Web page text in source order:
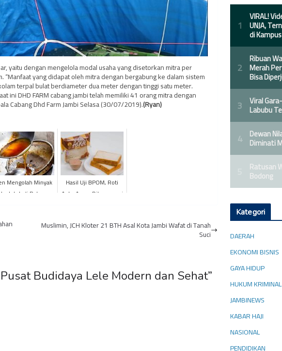
yaitu dengan mengelola modal usaha yang disetorkan mitra per
yang didapat oleh mitra dengan bergabung ke dalam sistem
terpal bulat berdiameter dua meter dengan tinggi satu meter.
ini DHD FARM cabang jambi telah memiliki 41 orang mitra dengan
Cabang Dhd Farm Jambi Selasa (30/07/2019).(Ryan)
Mengolah Minyak
Jadi Peluang
Hasil Uji BPOM, Roti
Aoka Aman Dikonsumsi
Muslimin, JCH Kloter 21 BTH Asal Kota Jambi Wafat di Tanah
Suci
Budidaya Lele Modern dan Sehat”
Kategori
DAERAH
EKONOMI BISNIS
GAYA HIDUP
HUKUM KRIMINAL
JAMBINEWS
KABAR HAJI
NASIONAL
PENDIDIKAN